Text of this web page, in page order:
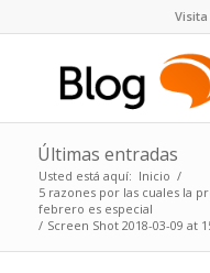
Últimas entradas
Usted está aquí: Inicio /
5 razones por las cuales la
febrero es especial
/ Screen Shot 2018-03-09 at